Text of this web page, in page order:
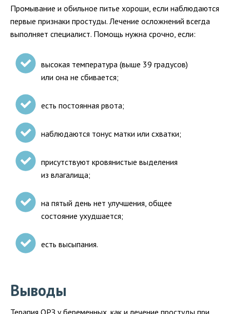
Промывание и обильное питье хороши, если наблюдаются
первые признаки простуды. Лечение осложнений всегда
выполняет специалист. Помощь нужна срочно, если:
высокая температура (выше 39 градусов)
или она не сбивается;
есть постоянная рвота;
наблюдаются тонус матки или схватки;
присутствуют кровянистые выделения
из влагалища;
на пятый день нет улучшения, общее
состояние ухудшается;
есть высыпания.
Выводы
Терапия ОРЗ у беременных, как и лечение простуды при